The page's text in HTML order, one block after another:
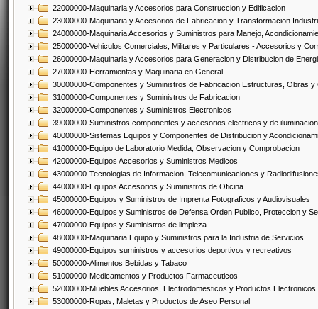
22000000-Maquinaria y Accesorios para Construccion y Edificacion
23000000-Maquinaria y Accesorios de Fabricacion y Transformacion
24000000-Maquinaria Accesorios y Suministros para Manejo,
25000000-Vehiculos Comerciales, Militares y Particulares - Accesorios y
26000000-Maquinaria y Accesorios para Generacion y Distribucion de
27000000-Herramientas y Maquinaria en General
30000000-Componentes y Suministros de Fabricacion Estructuras, Obras
31000000-Componentes y Suministros de Fabricacion
32000000-Componentes y Suministros Electronicos
39000000-Suministros componentes y accesorios electricos y de iluminacion
40000000-Sistemas Equipos y Componentes de Distribucion y
41000000-Equipo de Laboratorio Medida, Observacion y Comprobacion
42000000-Equipos Accesorios y Suministros Medicos
43000000-Tecnologias de Informacion, Telecomunicaciones y
44000000-Equipos Accesorios y Suministros de Oficina
45000000-Equipos y Suministros de Imprenta Fotograficos y Audiovisuales
46000000-Equipos y Suministros de Defensa Orden Publico, Proteccion y
47000000-Equipos y Suministros de limpieza
48000000-Maquinaria Equipo y Suministros para la Industria de Servicios
49000000-Equipos suministros y accesorios deportivos y recreativos
50000000-Alimentos Bebidas y Tabaco
51000000-Medicamentos y Productos Farmaceuticos
52000000-Muebles Accesorios, Electrodomesticos y Productos Electronicos
53000000-Ropas, Maletas y Productos de Aseo Personal